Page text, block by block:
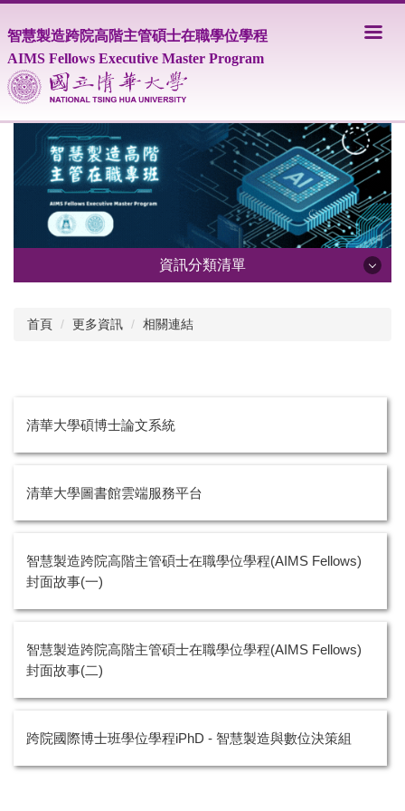
到
主
要
內
容
區
智慧製造跨院高階主管碩士在職學位學程
AIMS Fellows Executive Master Program
資訊分類清單
新竹專班
高雄學分班
智慧製造學分學程
系友會
更多資訊
首頁 更多資訊 相關連結
清華大學碩博士論文系統
清華大學圖書館雲端服務平台
智慧製造跨院高階主管碩士在職學位學程(AIMS Fellows)
封面故事(一)
智慧製造跨院高階主管碩士在職學位學程(AIMS Fellows)
封面故事(二)
跨院國際博士班學位學程iPhD - 智慧製造與數位決策組